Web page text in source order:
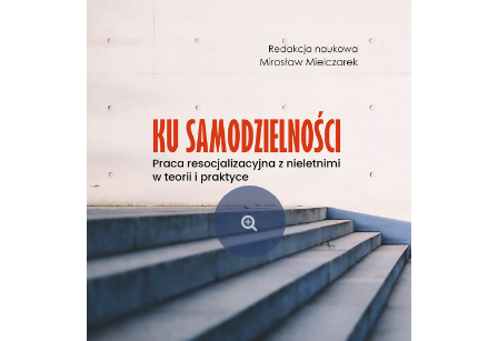
(Z)rozumieć świat. Badania jakościowe w praktyce pedagogicznej
Dodaj do koszyka